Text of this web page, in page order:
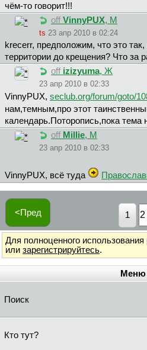
чём-то говорит!!!
off VinnyPUX, М
ts 23 апр 2010 в 02:24
krecerr, предположим, что это
территории до крещения? Что за
off izizyuma, Ж
23 апр 2010 в 02:33
VinnyPUX, seclub.org/forum/goto/
нам,темным,про этот
календарь.Поторопись,пока тема
off Millie, М
23 апр 2010 в 02:33
VinnyPUX, всё туда
<Пред 1
Для полноценного использования
или зарегистрируйтесь.
Меню
Поиск
Кто тут?